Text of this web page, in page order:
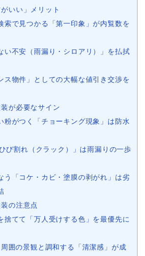
いい」メリット
索で見つかる「第一印象」が内覧数を
い不安（雨漏り・シロアリ）」を払拭
ス物件」としての大幅な値引き交渉を
が必要なサイン
粉がつく「チョーキング現象」は防水
び割れ（クラック）」は雨漏りの一歩
う「コケ・カビ・塗膜の剥がれ」は劣
の注意点
捨てて「万人受けする色」を最優先に
囲の景観と調和する「清潔感」が成